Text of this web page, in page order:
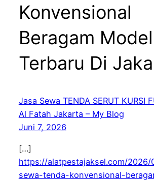
Konvensional
Beragam Model
Terbaru Di
Jasa Sewa TENDA SERUT KURSI
Al Fatah Jakarta – My Blog
Juni 7, 2026
[…]
https://alatpestajaksel.com/
sewa-tenda-konvensional-